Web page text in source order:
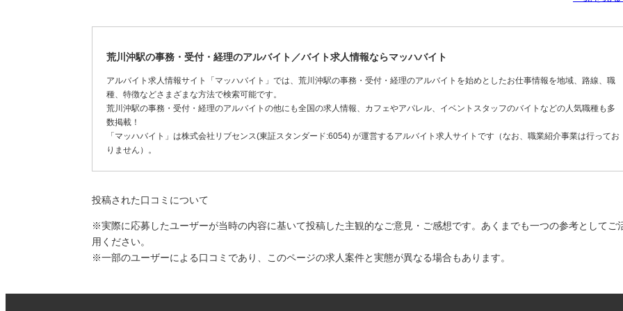
荒川沖駅の事務・受付・経理のアルバイト／バイト求人情報ならマッハバイト
アルバイト求人情報サイト「マッハバイト」では、荒川沖駅の事務・受付・経理のアルバイトを始めとしたお仕事情報を地域、路線、職
種、特徴などさまざまな方法で検索可能です。
荒川沖駅の事務・受付・経理のアルバイトの他にも全国の求人情報、カフェやアパレル、イベントスタッフのバイトなどの人気職種も多
数掲載！
「マッハバイト」は株式会社リブセンス(東証スタンダード:6054) が運営するアルバイト求人サイトです（なお、職業紹介事業は行ってお
りません）。
投稿された口コミについて
※実際に応募したユーザーが当時の内容に基いて投稿した主観的なご意見・ご感想です。あくまでも一つの参考としてご
用ください。
※一部のユーザーによる口コミであり、このページの求人案件と実態が異なる場合もあります。